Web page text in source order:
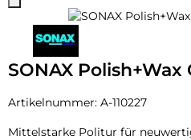
SONAX Polish+Wax
Artikelnummer: A-110227
Mittelstarke Politur für